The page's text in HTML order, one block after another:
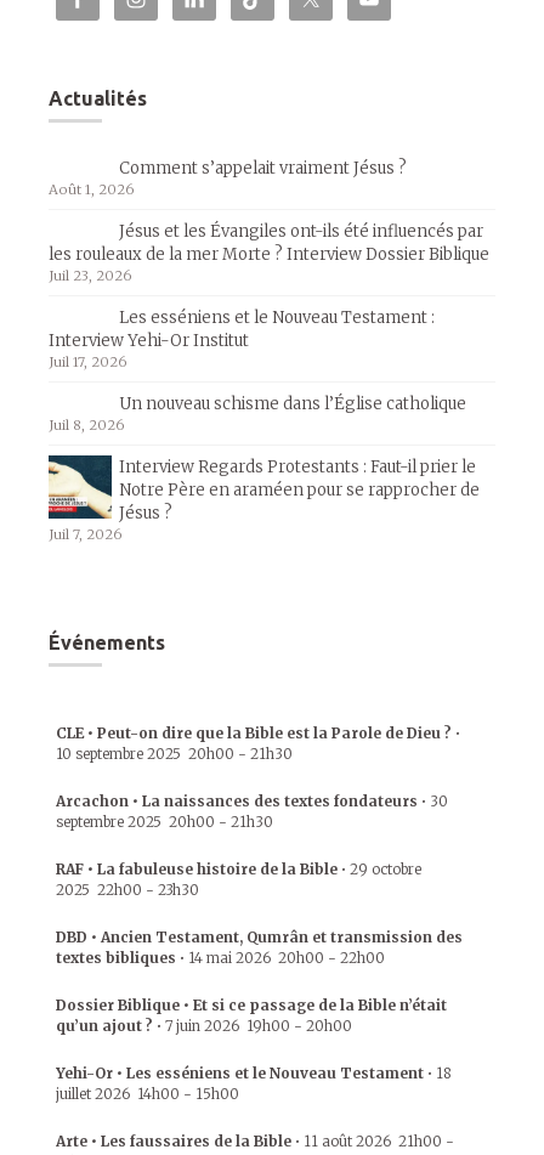
Actualités
Comment s’appelait vraiment Jésus ?
Août 1, 2026
Jésus et les Évangiles ont-ils été influencés par
les rouleaux de la mer Morte ? Interview Dossier Biblique
Juil 23, 2026
Les esséniens et le Nouveau Testament :
Interview Yehi-Or Institut
Juil 17, 2026
Un nouveau schisme dans l’Église catholique
Juil 8, 2026
Interview Regards Protestants : Faut-il prier le
Notre Père en araméen pour se rapprocher de
Jésus ?
Juil 7, 2026
Événements
CLE • Peut-on dire que la Bible est la Parole de Dieu ? •
10 septembre 2025 20h00 - 21h30
Arcachon • La naissances des textes fondateurs • 30
septembre 2025 20h00 - 21h30
RAF • La fabuleuse histoire de la Bible • 29 octobre
2025 22h00 - 23h30
DBD • Ancien Testament, Qumrân et transmission des
textes bibliques • 14 mai 2026 20h00 - 22h00
Dossier Biblique • Et si ce passage de la Bible n’était
qu’un ajout ? • 7 juin 2026 19h00 - 20h00
Yehi-Or • Les esséniens et le Nouveau Testament • 18
juillet 2026 14h00 - 15h00
Arte • Les faussaires de la Bible • 11 août 2026 21h00 -